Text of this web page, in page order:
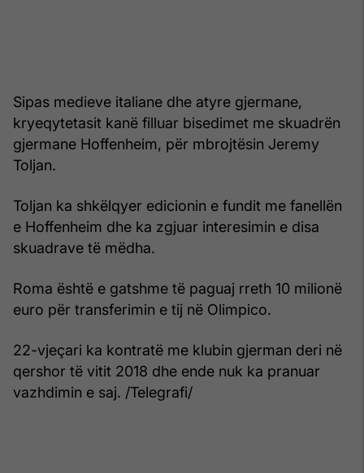
Sipas medieve italiane dhe atyre gjermane,
kryeqytetasit kanë filluar bisedimet me skuadrën
gjermane Hoffenheim, për mbrojtësin Jeremy
Toljan.
Toljan ka shkëlqyer edicionin e fundit me fanellën
e Hoffenheim dhe ka zgjuar interesimin e disa
skuadrave të mëdha.
Roma është e gatshme të paguaj rreth 10 milionë
euro për transferimin e tij në Olimpico.
22-vjeçari ka kontratë me klubin gjerman deri në
qershor të vitit 2018 dhe ende nuk ka pranuar
vazhdimin e saj. /Telegrafi/